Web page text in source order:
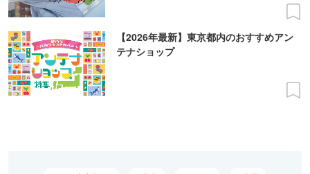
【2026年最新】東京都内のおすすめアン
テナショップ